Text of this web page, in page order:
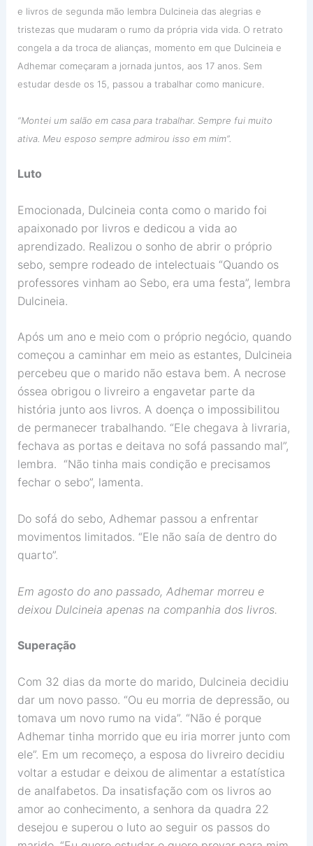
e livros de segunda mão lembra Dulcineia das alegrias e
tristezas que mudaram o rumo da própria vida vida. O retrato
congela a da troca de alianças, momento em que Dulcineia e
Adhemar começaram a jornada juntos, aos 17 anos. Sem
estudar desde os 15, passou a trabalhar como manicure.
“Montei um salão em casa para trabalhar. Sempre fui muito
ativa. Meu esposo sempre admirou isso em mim”.
Luto
Emocionada, Dulcineia conta como o marido foi
apaixonado por livros e dedicou a vida ao
aprendizado. Realizou o sonho de abrir o próprio
sebo, sempre rodeado de intelectuais “Quando os
professores vinham ao Sebo, era uma festa”, lembra
Dulcineia.
Após um ano e meio com o próprio negócio, quando
começou a caminhar em meio as estantes, Dulcineia
percebeu que o marido não estava bem. A necrose
óssea obrigou o livreiro a engavetar parte da
história junto aos livros. A doença o impossibilitou
de permanecer trabalhando. “Ele chegava à livraria,
fechava as portas e deitava no sofá passando mal”,
lembra. “Não tinha mais condição e precisamos
fechar o sebo”, lamenta.
Do sofá do sebo, Adhemar passou a enfrentar
movimentos limitados. “Ele não saía de dentro do
quarto”.
Em agosto do ano passado, Adhemar morreu e
deixou Dulcineia apenas na companhia dos livros.
Superação
Com 32 dias da morte do marido, Dulcineia decidiu
dar um novo passo. “Ou eu morria de depressão, ou
tomava um novo rumo na vida”. “Não é porque
Adhemar tinha morrido que eu iria morrer junto com
ele”. Em um recomeço, a esposa do livreiro decidiu
voltar a estudar e deixou de alimentar a estatística
de analfabetos. Da insatisfação com os livros ao
amor ao conhecimento, a senhora da quadra 22
desejou e superou o luto ao seguir os passos do